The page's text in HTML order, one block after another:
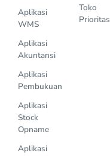
Aplikasi
WMS
Aplikasi
Akuntansi
Aplikasi
Pembukuan
Aplikasi
Stock
Opname
Aplikasi
Toko
Prioritas